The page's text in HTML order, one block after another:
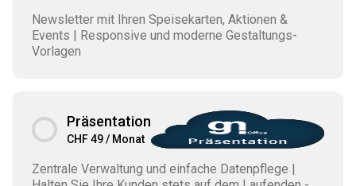
Newsletter mit Ihren Speisekarten, Aktionen &
Events | Responsive und moderne Gestaltungs-
Vorlagen
Präsentation
CHF 49 / Monat
Zentrale Verwaltung und einfache Datenpflege |